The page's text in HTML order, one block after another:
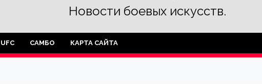
Новости боевых искусств.
UFC САМБО КАРТА САЙТА